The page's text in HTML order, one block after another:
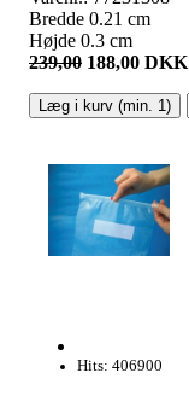
Bredde 0.21 cm
Højde 0.3 cm
239,00 188,00 DKK
Hits: 406900